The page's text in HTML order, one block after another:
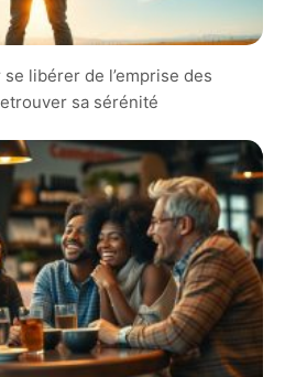
libérer de l’emprise des
sa sérénité